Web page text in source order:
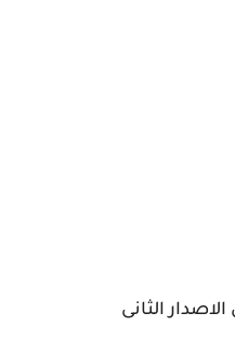
الثانى